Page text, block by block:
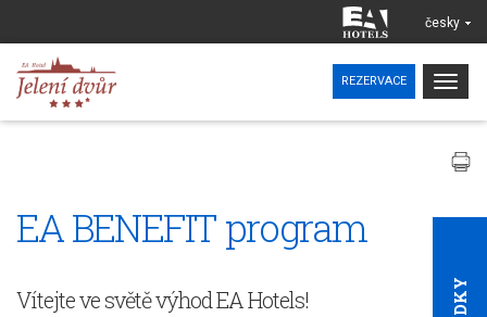
česky
REZERVACE
EA BENEFIT program
Vítejte ve světě výhod EA Hotels!